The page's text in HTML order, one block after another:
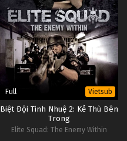
Full Vietsub
Biệt Đội Tinh Nhuệ 2: Kẻ Thù Bên
Trong
Elite Squad: The Enemy Within